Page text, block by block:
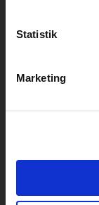
Statistik
Marketing
+45 70 24